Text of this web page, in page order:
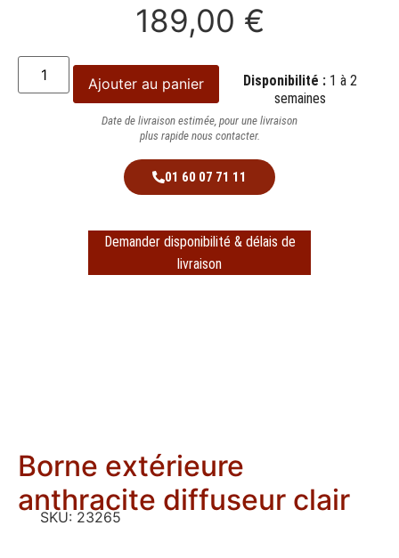
189,00 €
Ajouter au panier Disponibilité : 1 à 2
semaines
Date de livraison estimée, pour une livraison
plus rapide nous contacter.
01 60 07 71 11
Demander disponibilité & délais de
livraison
Borne extérieure
anthracite diffuseur clair
SKU: 23265